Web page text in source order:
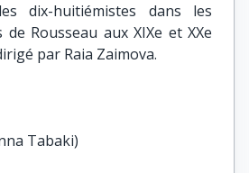
dix-huitiémistes dans les
de Rousseau aux XIXe et XXe
par Raia Zaimova.
Tabaki)